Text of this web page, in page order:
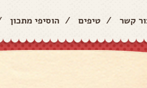
קשר / טיפים / הוסיפי מתכון